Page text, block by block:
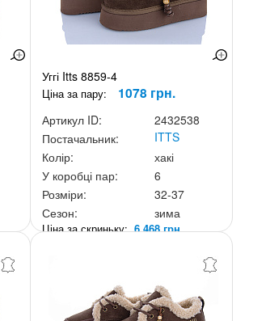
Уггі Itts 8859-4
Ціна за пару: 1078 грн.
Артикул ID:
2432538
Постачальник:
ITTS
Колір:
хакі
У коробці пар:
6
Розміри:
32-37
Сезон:
зима
Ціна за скриньку:6 468 грн.